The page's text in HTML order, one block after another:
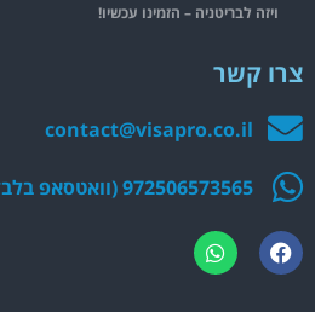
ויזה לבריטניה – הזמינו עכשיו!
צרו קשר
contact@visapro.co.il
972506573565 (וואטסאפ בלבד)